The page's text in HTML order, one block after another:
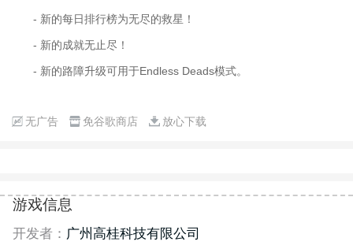
- 新的每日排行榜为无尽的救星！
- 新的成就无止尽！
- 新的路障升级可用于Endless Deads模式。
无广告 免谷歌商店 放心下载
游戏信息
开发者： 广州高桂科技有限公司